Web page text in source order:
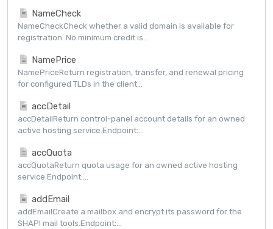
NameCheck
NameCheckCheck whether a valid domain is available for
registration. No minimum credit is...
NamePrice
NamePriceReturn registration, transfer, and renewal pricing
for configured TLDs in the client...
accDetail
accDetailReturn control-panel account details for an owned
active hosting service.Endpoint:...
accQuota
accQuotaReturn quota usage for an owned active hosting
service.Endpoint:...
addEmail
addEmailCreate a mailbox and encrypt its password for the
SHAPI mail tools.Endpoint:...